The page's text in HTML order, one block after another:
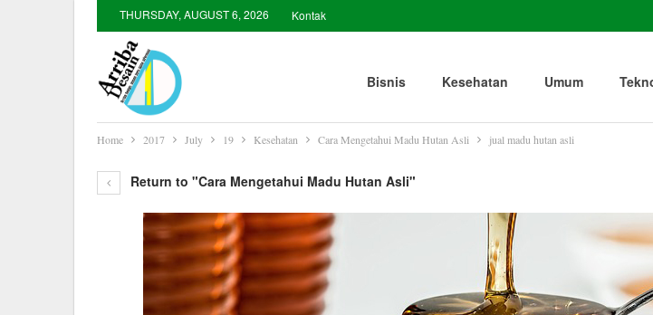
THURSDAY, AUGUST 6, 2026 Kontak
Bisnis Kesehatan Umum
Home 2017 July 19 Kesehatan Cara Mengetahui Madu Hutan Asli jual madu hutan asli
Return to "Cara Mengetahui Madu Hutan Asli"